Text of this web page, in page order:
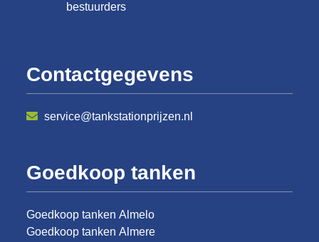
bestuurders
Contactgegevens
service@tankstationprijzen.nl
Goedkoop tanken
Goedkoop tanken Almelo
Goedkoop tanken Almere